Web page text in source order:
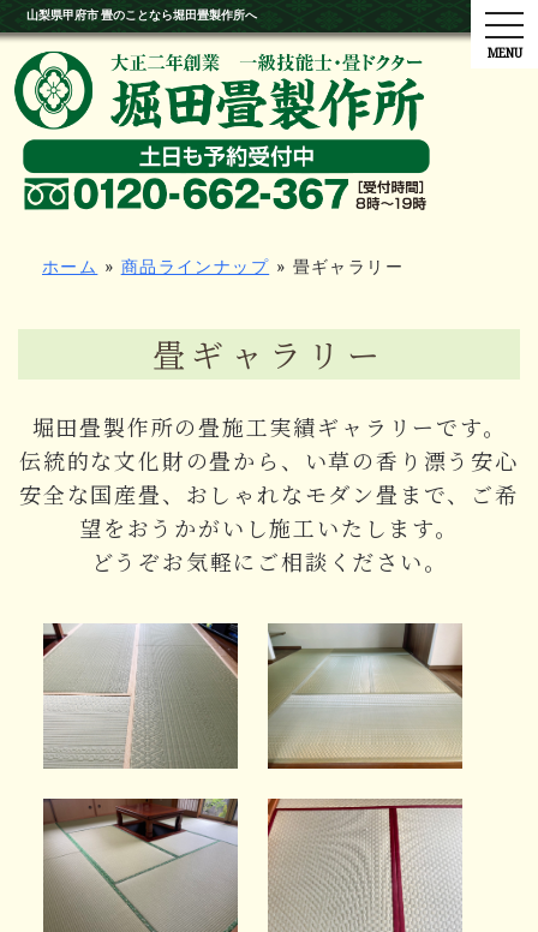
山梨県甲府市 畳のことなら堀田畳製作所へ
ホーム » 商品ラインナップ » 畳ギャラリー
畳ギャラリー
堀田畳製作所の畳施工実績ギャラリーです。
伝統的な文化財の畳から、い草の香り漂う安心
安全な国産畳、おしゃれなモダン畳まで、ご希
望をおうかがいし施工いたします。
どうぞお気軽にご相談ください。